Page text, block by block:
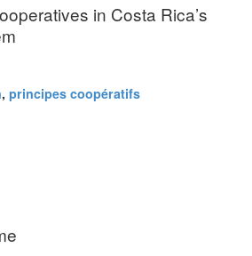
in Costa Rica’s
, principes coopératifs